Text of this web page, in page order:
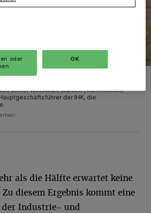
auf Trumps Politik ist nicht ‚Germany First‘,
seiner Wirtschaft stärken“, kommentiert
der IHK, die
als die Hälfte erwartet keine
diesem Ergebnis kommt eine
Industrie- und
oder
OK